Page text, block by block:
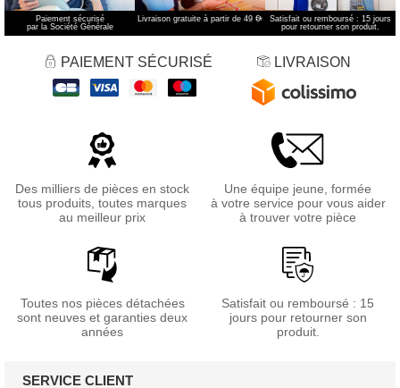
Paiement sécurisé
par la Société Générale
Livraison gratuite à partir de 49 €*
Satisfait ou remboursé : 15 jours
pour retourner son produit.
PAIEMENT SÉCURISÉ LIVRAISON
Des milliers de pièces en stock
tous produits, toutes marques
au meilleur prix
Une équipe jeune, formée
à votre service pour vous aider
à trouver votre pièce
Toutes nos pièces détachées
sont neuves et garanties deux
années
Satisfait ou remboursé : 15
jours pour retourner son
produit.
SERVICE CLIENT